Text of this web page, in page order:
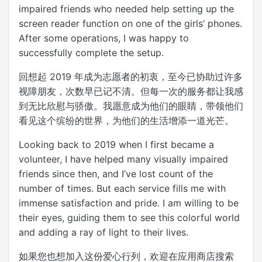
impaired friends who needed help setting up the
screen reader function on one of the girls’ phones.
After some operations, I was happy to
successfully complete the setup.
回想起 2019 年成为志愿者的初衷，至今已协助过许多
视障朋友，次数早已记不清。但每一次的服务都让我感
到无比欣慰与骄傲。我愿意成为他们的眼睛，带领他们
看见这个缤纷的世界，为他们的生活增添一道光芒。
Looking back to 2019 when I first became a
volunteer, I have helped many visually impaired
friends since then, and I’ve lost count of the
number of times. But each service fills me with
immense satisfaction and pride. I am willing to be
their eyes, guiding them to see this colorful world
and adding a ray of light to their lives.
如果您也想加入这份爱心行列，欢迎在应用商店搜索